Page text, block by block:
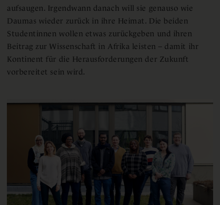
aufsaugen. Irgendwann danach will sie genauso wie
Daumas wieder zurück in ihre Heimat. Die beiden
Studentinnen wollen etwas zurückgeben und ihren
Beitrag zur Wissenschaft in Afrika leisten – damit ihr
Kontinent für die Herausforderungen der Zukunft
vorbereitet sein wird.